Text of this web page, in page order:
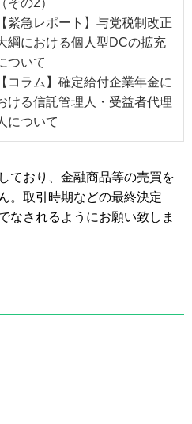
（その2）
【緊急レポート】与党税制改正
綱における個人型DCの拡充
ついて
【コラム】確定給付企業年金に
ける信託管理人・受益者代理
について
ており、金融商品等の売買を
。取引時期などの最終決定
なされるようにお願い致しま